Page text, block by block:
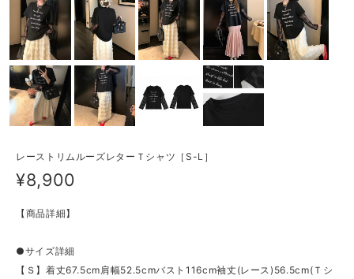
レーストリムルーズレターＴシャツ［S-L］
¥8,900
【商品詳細】
●サイズ詳細
【Ｓ】着丈67.5cm肩幅52.5cmバスト116cm袖丈(レース)56.5cm(Ｔシ